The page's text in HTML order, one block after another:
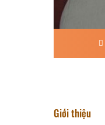
Giới thiệu